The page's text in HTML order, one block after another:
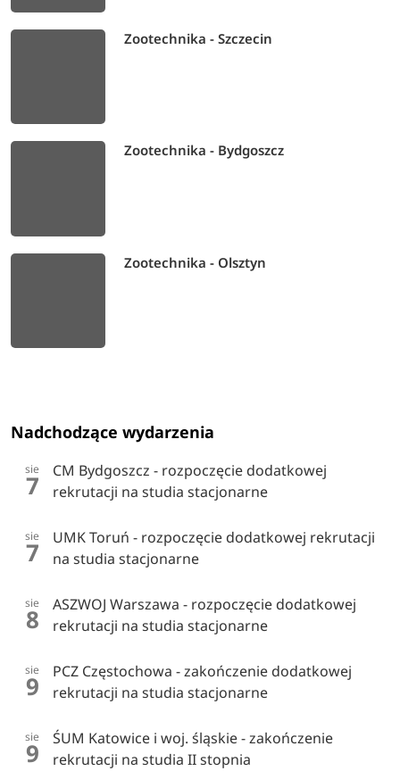
Zootechnika - Szczecin
Zootechnika - Bydgoszcz
Zootechnika - Olsztyn
Nadchodzące wydarzenia
sie
7
CM Bydgoszcz - rozpoczęcie dodatkowej
rekrutacji na studia stacjonarne
sie
7
UMK Toruń - rozpoczęcie dodatkowej rekrutacji
na studia stacjonarne
sie
8
ASZWOJ Warszawa - rozpoczęcie dodatkowej
rekrutacji na studia stacjonarne
sie
9
PCZ Częstochowa - zakończenie dodatkowej
rekrutacji na studia stacjonarne
sie
9
ŚUM Katowice i woj. śląskie - zakończenie
rekrutacji na studia II stopnia